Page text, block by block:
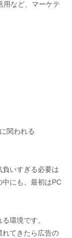
用など、マーケテ
関われる
負いすぎる必要は
にも、最初はPC
環境です。
てきたら広告の